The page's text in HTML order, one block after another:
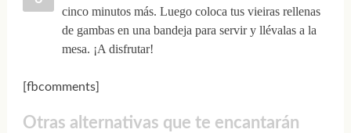
cinco minutos más. Luego coloca tus vieiras rellenas
de gambas en una bandeja para servir y llévalas a la
mesa. ¡A disfrutar!
[fbcomments]
Otras alternativas que te encantarán